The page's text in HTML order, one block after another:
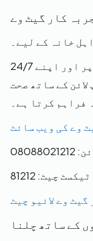
کار گیٹ وے
خانہ کے لیے۔
ویٹرنز گیٹ وے اپنی ویب سائٹ پر اور اپنے 24/7
کے ساتھ صحت
فراہم کرتا ہے۔
وے کی ویب سائٹ
ٹیکسٹ چیٹ: 81212
گیٹ وے لائیو چیٹ
کے ساتھ چلنا